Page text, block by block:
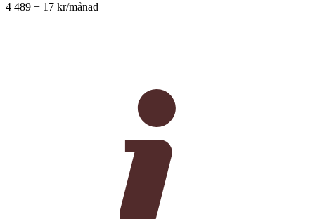
4 489 + 17 kr/månad